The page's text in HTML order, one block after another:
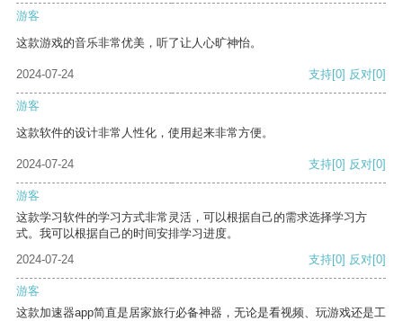
游客
这款游戏的音乐非常优美，听了让人心旷神怡。
2024-07-24 支持[0] 反对[0]
游客
这款软件的设计非常人性化，使用起来非常方便。
2024-07-24 支持[0] 反对[0]
游客
这款学习软件的学习方式非常灵活，可以根据自己的需求选择学习方
式。我可以根据自己的时间安排学习进度。
2024-07-24
支持[0] 反对[0]
游客
这款加速器app简直是居家旅行必备神器，无论是看视频、玩游戏还是工